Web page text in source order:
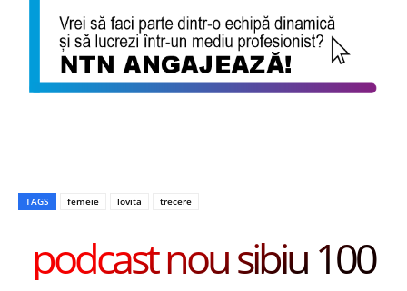
TAGS femeie lovita trecere
podcast nou sibiu 100